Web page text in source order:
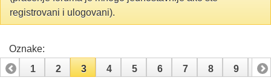
registrovani i ulogovani).
Oznake:
1
2 3 4 5 6 7 8 9 10